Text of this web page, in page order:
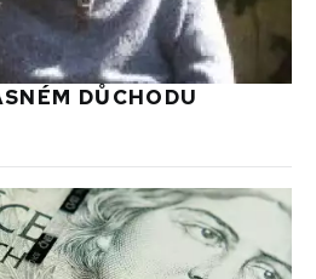
DŮCHODU